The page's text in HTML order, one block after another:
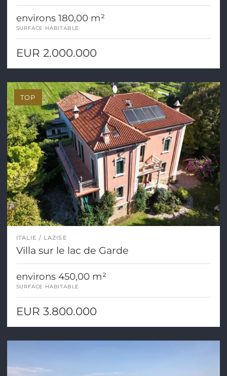
environs 180,00 m²
SURFACE HABITABLE
EUR 2.000.000
ITALIE LAZISE
Villa sur le lac de Garde
environs 450,00 m²
SURFACE HABITABLE
EUR 3.800.000
TOP